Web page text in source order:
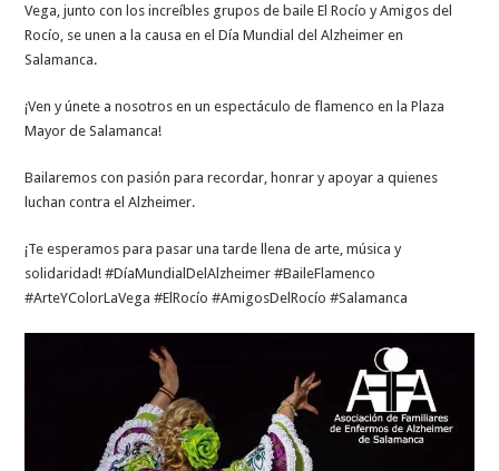
Vega, junto con los increíbles grupos de baile El Rocío y Amigos del
Rocío, se unen a la causa en el Día Mundial del Alzheimer en
Salamanca.
¡Ven y únete a nosotros en un espectáculo de flamenco en la Plaza
Mayor de Salamanca!
Bailaremos con pasión para recordar, honrar y apoyar a quienes
luchan contra el Alzheimer.
¡Te esperamos para pasar una tarde llena de arte, música y
solidaridad! #DíaMundialDelAlzheimer #BaileFlamenco
#ArteYColorLaVega #ElRocío #AmigosDelRocío #Salamanca